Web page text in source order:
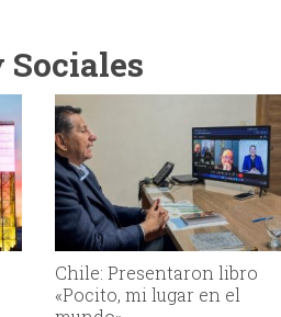
Sociales
Chile: Presentaron libro
«Pocito, mi lugar en el